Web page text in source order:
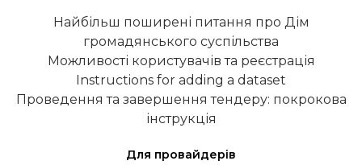
Найбільш поширені питання про Дім
громадянського суспільства
Можливості користувачів та реєстрація
Instructions for adding a dataset
Проведення та завершення тендеру: покрокова
інструкція
Для провайдерів